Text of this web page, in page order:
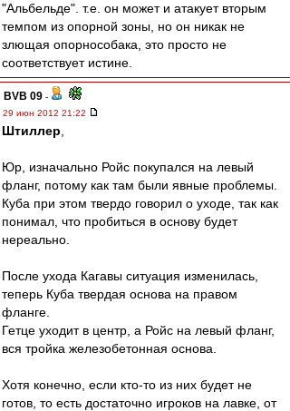
"Альбельде". т.е. он может и атакует вторым
темпом из опорной зоны, но он никак не
злющая опорнособака, это просто не
соответствует истине.
BVB 09 -
29 июн 2012 21:22
Штиллер
Юр, изначально Ройс покупался на левый
фланг, потому как там были явные проблемы.
Куба при этом твердо говорил о уходе, так как
понимал, что пробиться в основу будет
нереально.
После ухода Кагавы ситуация изменилась,
теперь Куба твердая основа на правом
фланге.
Гетце уходит в центр, а Ройс на левый фланг,
вся тройка железобетонная основа.
Хотя конечно, если кто-то из них будет не
готов, то есть достаточно игроков на лавке, от